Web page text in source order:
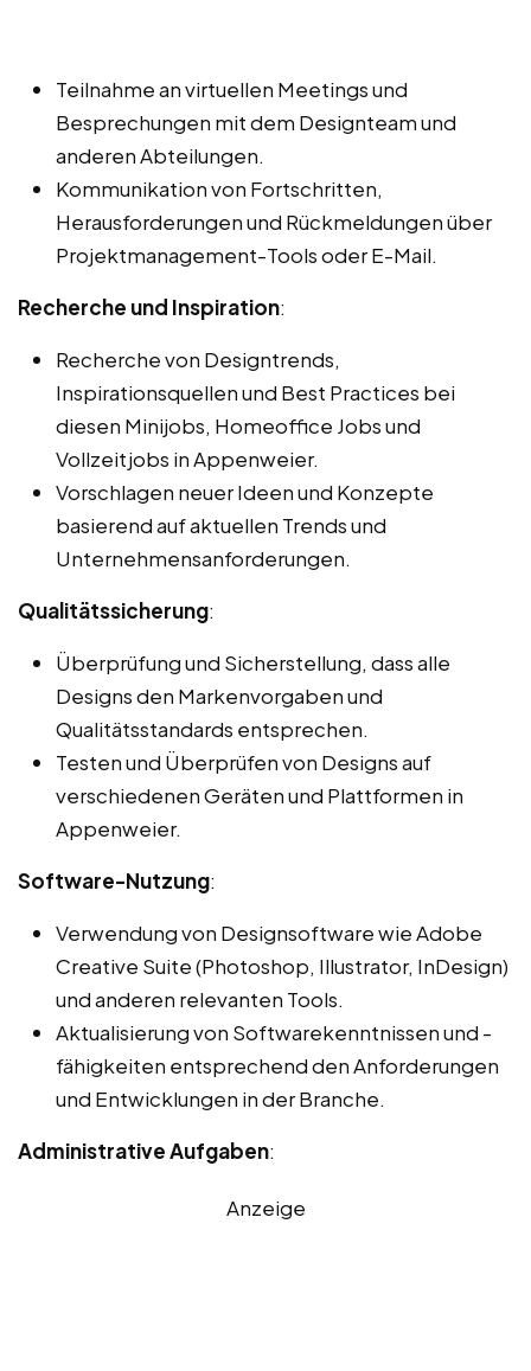
Teilnahme an virtuellen Meetings und
Besprechungen mit dem Designteam und
anderen Abteilungen.
Kommunikation von Fortschritten,
Herausforderungen und Rückmeldungen über
Projektmanagement-Tools oder E-Mail.
Recherche und Inspiration:
Recherche von Designtrends,
Inspirationsquellen und Best Practices bei
diesen Minijobs, Homeoffice Jobs und
Vollzeitjobs in Appenweier.
Vorschlagen neuer Ideen und Konzepte
basierend auf aktuellen Trends und
Unternehmensanforderungen.
Qualitätssicherung:
Überprüfung und Sicherstellung, dass alle
Designs den Markenvorgaben und
Qualitätsstandards entsprechen.
Testen und Überprüfen von Designs auf
verschiedenen Geräten und Plattformen in
Appenweier.
Software-Nutzung:
Verwendung von Designsoftware wie Adobe
Creative Suite (Photoshop, Illustrator, InDesign)
und anderen relevanten Tools.
Aktualisierung von Softwarekenntnissen und -
fähigkeiten entsprechend den Anforderungen
und Entwicklungen in der Branche.
Administrative Aufgaben:
Anzeige